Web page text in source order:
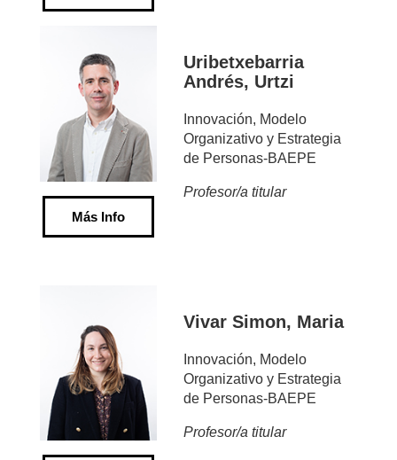
Más Info
Uribetxebarria
Andrés, Urtzi
Innovación, Modelo
Organizativo y Estrategia
de Personas-BAEPE
Profesor/a titular
Vivar Simon, Maria
Innovación, Modelo
Organizativo y Estrategia
de Personas-BAEPE
Profesor/a titular